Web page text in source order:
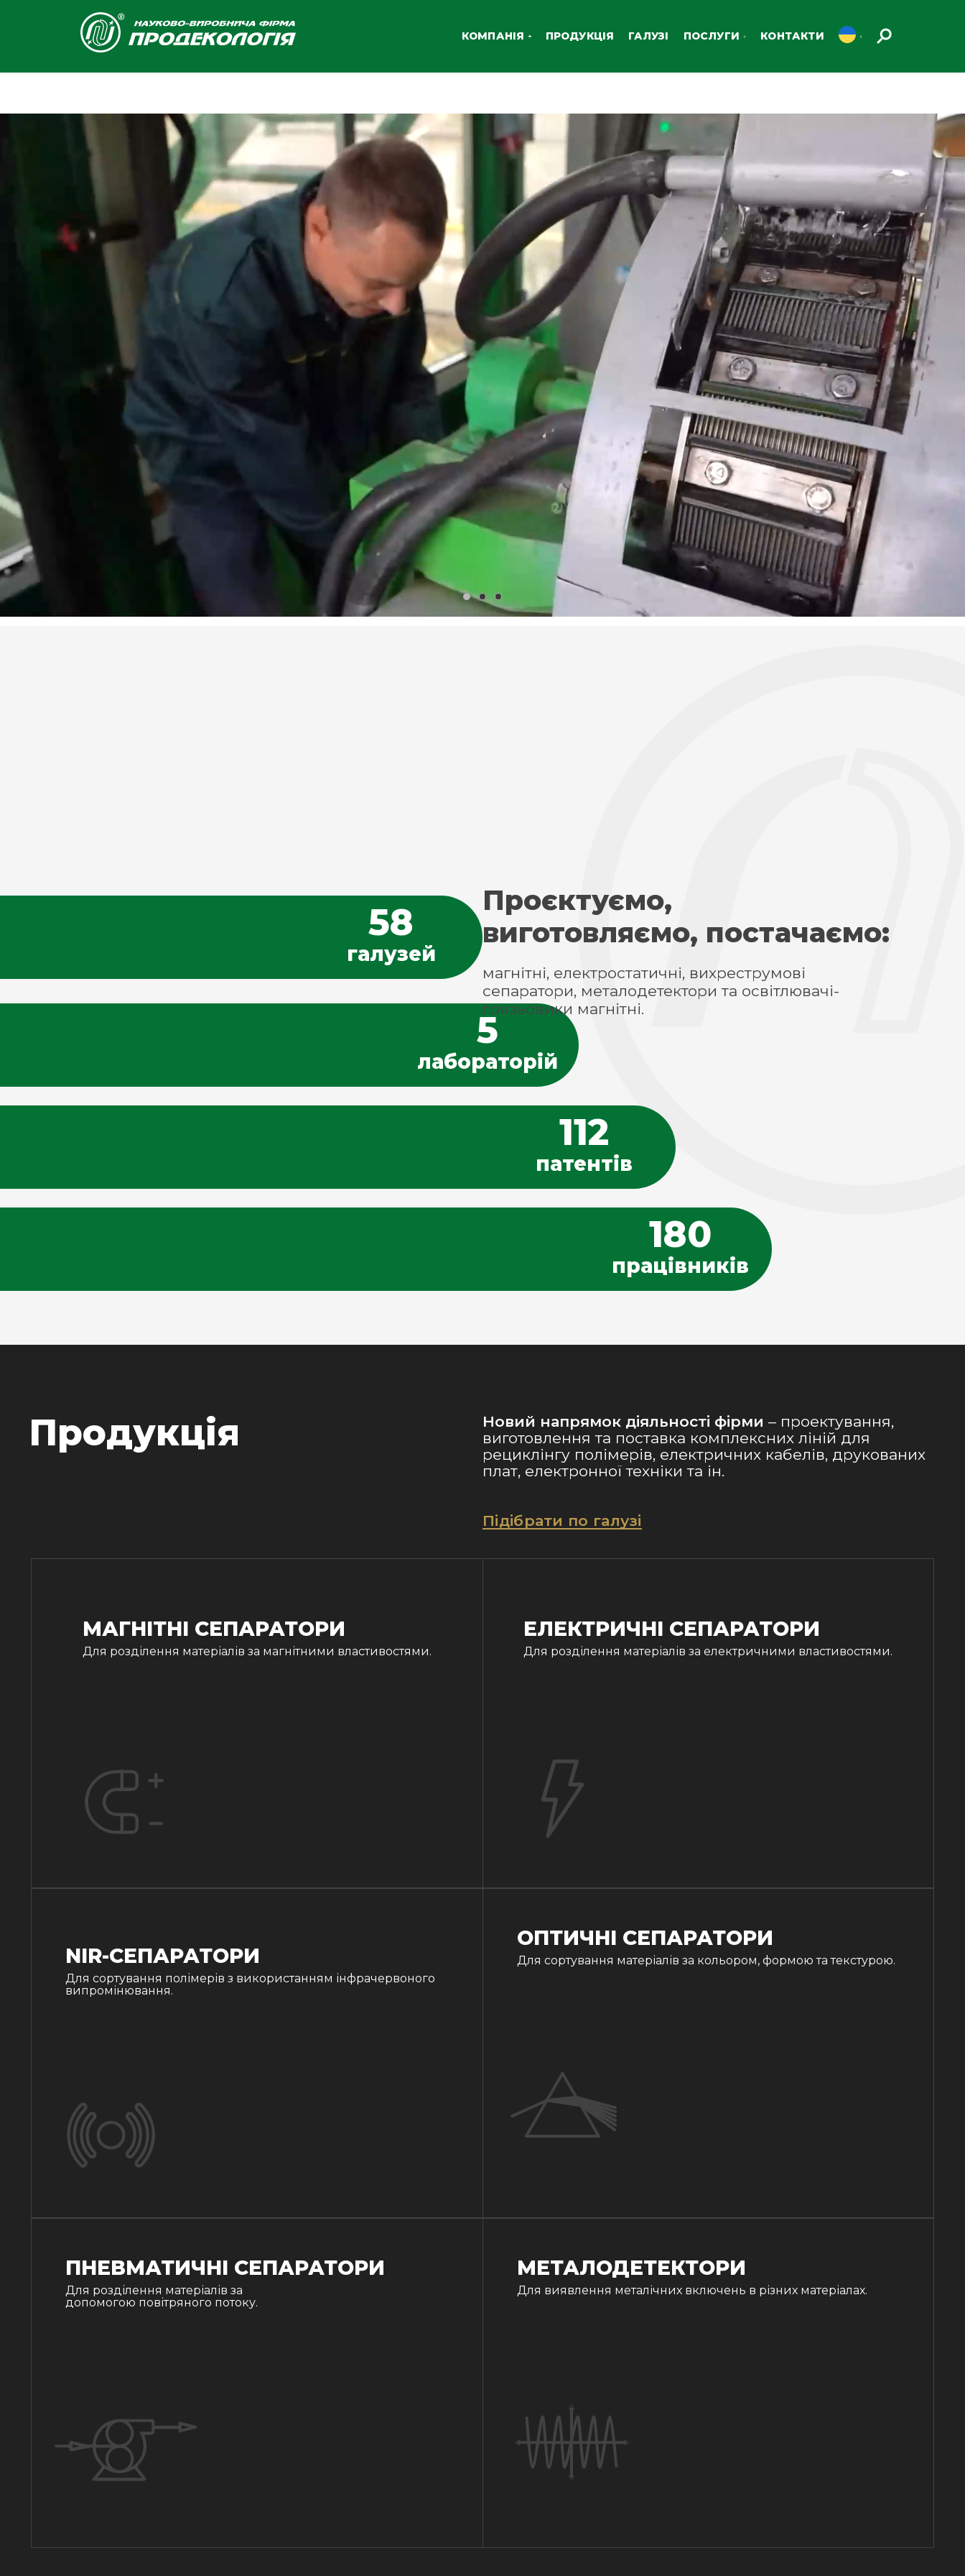
КОМПАНІЯ ПРОДУКЦІЯ ГАЛУЗІ ПОСЛУГИ КОНТАКТИ
58
галузей
5
лабораторій
112
патентів
180
працівників
Проєктуємо,
виготовляємо, постачаємо:
магнітні, електростатичні, вихреструмові
сепаратори, металодетектори та освітлювачі-
грязьовики магнітні.
Продукція Новий напрямок діяльності фірми – проектування,
виготовлення та поставка комплексних ліній для
рециклінгу полімерів, електричних кабелів, друкованих
плат, електронної техніки та ін.
Підібрати по галузі
МАГНІТНІ СЕПАРАТОРИ
Для розділення матеріалів за магнітними властивостями.
ЕЛЕКТРИЧНІ СЕПАРАТОРИ
Для розділення матеріалів за електричними властивостями.
NIR-СЕПАРАТОРИ
Для сортування полімерів з використанням інфрачервоного
випромінювання.
ОПТИЧНІ СЕПАРАТОРИ
Для сортування матеріалів за кольором, формою та текстурою.
ПНЕВМАТИЧНІ СЕПАРАТОРИ
Для розділення матеріалів за
допомогою повітряного потоку.
МЕТАЛОДЕТЕКТОРИ
Для виявлення металічних включень в різних матеріалах.